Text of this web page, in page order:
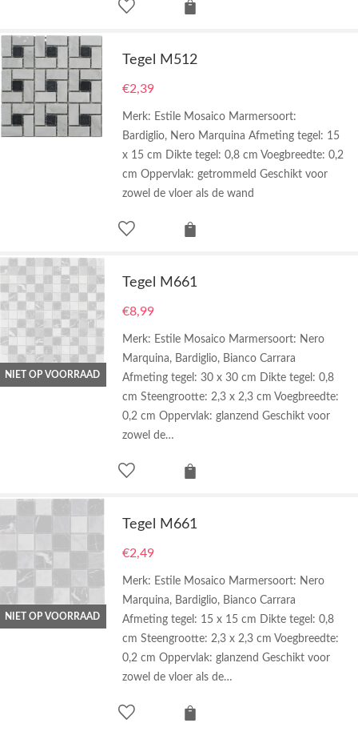
Tegel M512
€2,39
Merk: Estile Mosaico Marmersoort:
Bardiglio, Nero Marquina Afmeting tegel: 15
x 15 cm Dikte tegel: 0,8 cm Voegbreedte: 0,2
cm Oppervlak: getrommeld Geschikt voor
zowel de vloer als de wand
NIET OP VOORRAAD
Tegel M661
€8,99
Merk: Estile Mosaico Marmersoort: Nero
Marquina, Bardiglio, Bianco Carrara
Afmeting tegel: 30 x 30 cm Dikte tegel: 0,8
cm Steengrootte: 2,3 x 2,3 cm Voegbreedte:
0,2 cm Oppervlak: glanzend Geschikt voor
zowel de…
NIET OP VOORRAAD
Tegel M661
€2,49
Merk: Estile Mosaico Marmersoort: Nero
Marquina, Bardiglio, Bianco Carrara
Afmeting tegel: 15 x 15 cm Dikte tegel: 0,8
cm Steengrootte: 2,3 x 2,3 cm Voegbreedte:
0,2 cm Oppervlak: glanzend Geschikt voor
zowel de vloer als de…